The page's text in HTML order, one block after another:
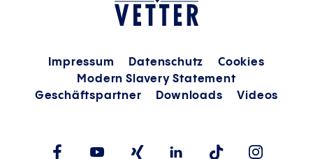
Impressum Datenschutz
Cookies
Modern Slavery Statement
Geschäftspartner
Downloads Videos